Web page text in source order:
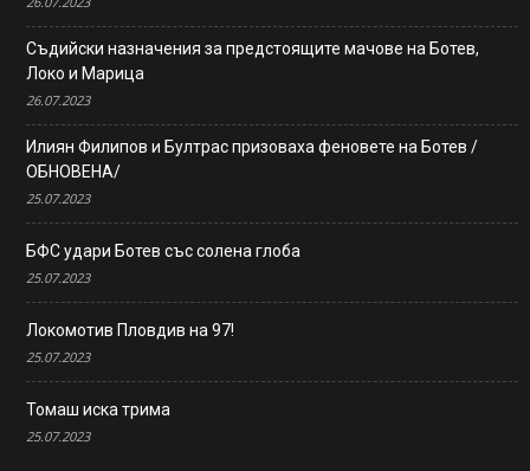
Съдийски назначения за предстоящите мачове на Ботев,
Локо и Марица
26.07.2023
Илиян Филипов и Бултрас призоваха феновете на Ботев /
ОБНОВЕНА/
25.07.2023
БФС удари Ботев със солена глоба
25.07.2023
Локомотив Пловдив на 97!
25.07.2023
Томаш иска трима
25.07.2023